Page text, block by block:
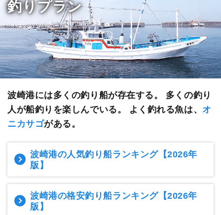
釣りプラン
波崎港には多くの釣り船が存在する。 多くの釣り
人が船釣りを楽しんでいる。
よく釣れる魚は、 オ
ニカサゴがある。
波崎港の人気釣り船ランキング【2026年
版】
波崎港の格安釣り船ランキング【2026年
版】